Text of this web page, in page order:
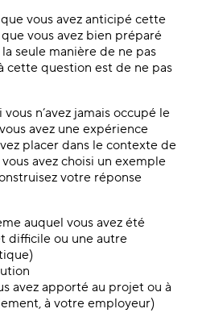
vous avez anticipé cette
vous avez bien préparé
seule manière de ne pas
cette question est de ne pas
n’avez jamais occupé le
avez une expérience
placer dans le contexte de
avez choisi un exemple
votre réponse
auquel vous avez été
difficile ou une autre
avez apporté au projet ou à
à votre employeur)